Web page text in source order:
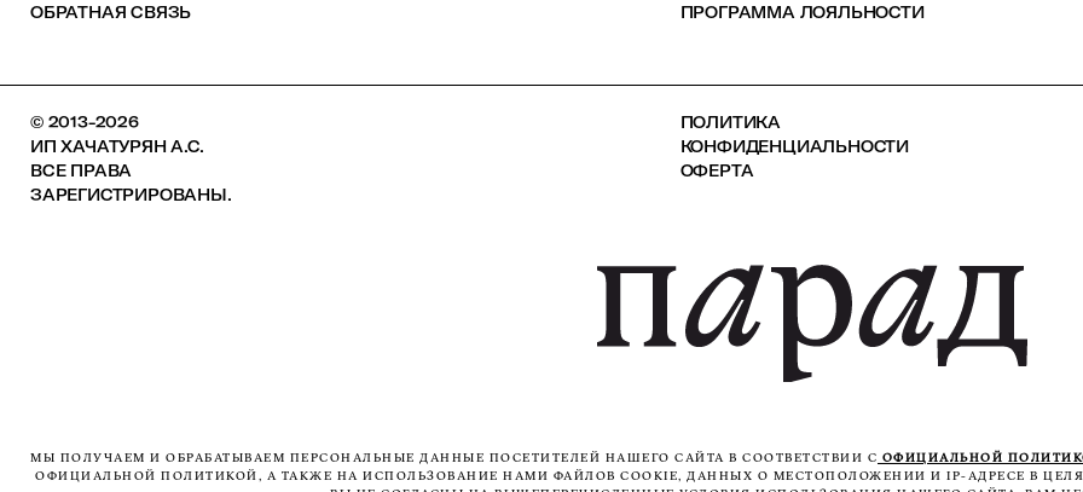
ОБРАТНАЯ СВЯЗЬ
ПРОГРАММА ЛОЯЛЬНОСТИ
© 2013-2026
ИП ХАЧАТУРЯН А.С.
ВСЕ ПРАВА
ЗАРЕГИСТРИРОВАНЫ.
ПОЛИТИКА
КОНФИДЕНЦИАЛЬНОСТИ
ОФЕРТА
МЫ ПОЛУЧАЕМ И ОБРАБАТЫВАЕМ ПЕРСОНАЛЬНЫЕ ДАННЫЕ ПОСЕТИТЕЛЕЙ НАШЕГО САЙТА В СООТВЕТСТВИИ С ОФИЦИАЛЬНОЙ
ОФИЦИАЛЬНОЙ ПОЛИТИКОЙ, А ТАКЖЕ НА ИСПОЛЬЗОВАНИЕ НАМИ ФАЙЛОВ COOKIE, ДАННЫХ О МЕСТОПОЛОЖЕНИИ И IP-АДРЕСЕ В